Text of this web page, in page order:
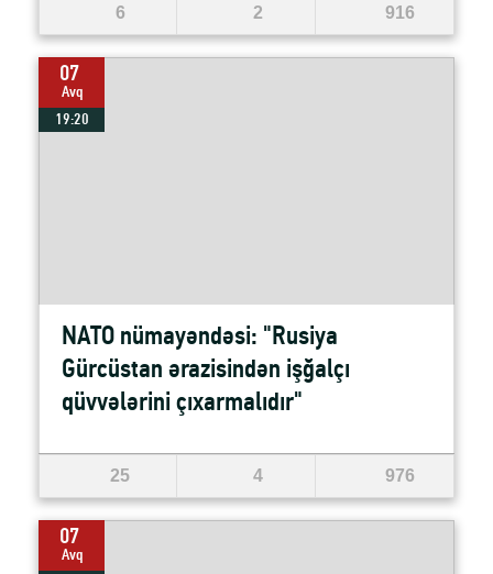
6 2 916
07
Avq
19:20
NATO nümayəndəsi: "Rusiya
Gürcüstan ərazisindən işğalçı
qüvvələrini çıxarmalıdır"
25 4 976
07
Avq